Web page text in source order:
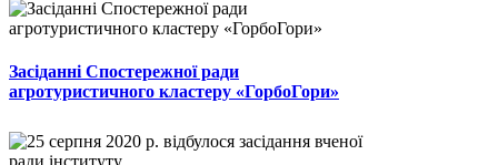
Засіданні Спостережної ради
агротуристичного кластеру «ГорбоГори»